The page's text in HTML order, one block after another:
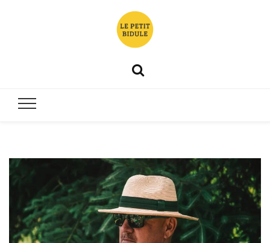
Non, il n'est pas en mousse